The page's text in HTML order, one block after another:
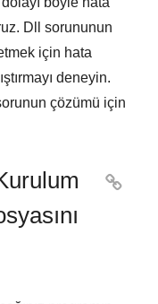
Dll sorununun
için hata
deneyin.
çözümü için
